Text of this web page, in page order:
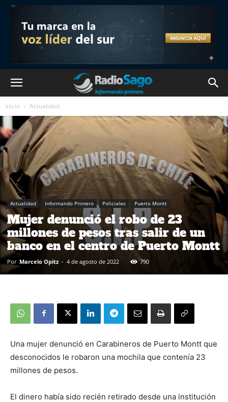
Inicio Actualidad
Actualidad Informando Primero Policiales Puerto Montt
Mujer denunció el robo de 23
millones de pesos tras salir de un
banco en el centro de Puerto Montt
Por Marcelo Opitz - 4 de agosto de 2022 790
Una mujer denunció en Carabineros de Puerto Montt que
desconocidos le robaron una mochila que contenía 23
millones de pesos.
El dinero había sido recién retirado desde una institución